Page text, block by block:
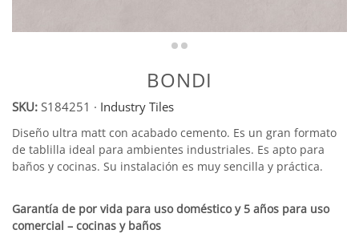
BONDI
SKU: S184251 · Industry Tiles
Diseño ultra matt con acabado cemento. Es un gran formato
de tablilla ideal para ambientes industriales. Es apto para
baños y cocinas. Su instalación es muy sencilla y práctica.
Garantía de por vida para uso doméstico y 5 años para uso
comercial – cocinas y baños